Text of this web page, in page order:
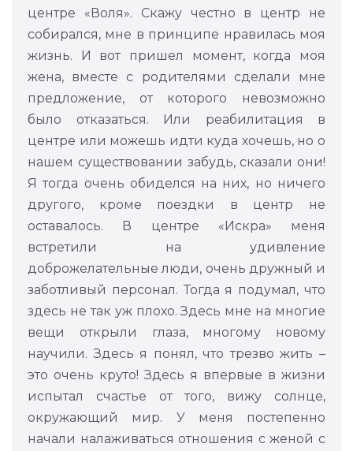
центре «Воля». Скажу честно в центр не
собирался, мне в принципе нравилась моя
жизнь. И вот пришел момент, когда моя
жена, вместе с родителями сделали мне
предложение, от которого невозможно
было отказаться. Или реабилитация в
центре или можешь идти куда хочешь, но о
нашем существовании забудь, сказали они!
Я тогда очень обиделся на них, но ничего
другого, кроме поездки в центр не
оставалось. В центре «Искра» меня
встретили на удивление
доброжелательные люди, очень дружный и
заботливый персонал. Тогда я подумал, что
здесь не так уж плохо. Здесь мне на многие
вещи открыли глаза, многому новому
научили. Здесь я понял, что трезво жить –
это очень круто! Здесь я впервые в жизни
испытал счастье от того, вижу солнце,
окружающий мир. У меня постепенно
начали налаживаться отношения с женой с